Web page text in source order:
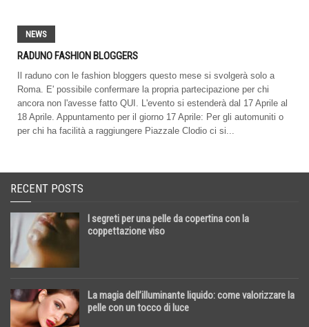
NEWS
RADUNO FASHION BLOGGERS
Il raduno con le fashion bloggers questo mese si svolgerà solo a
Roma. E' possibile confermare la propria partecipazione per chi
ancora non l'avesse fatto QUI. L'evento si estenderà dal 17 Aprile al
18 Aprile. Appuntamento per il giorno 17 Aprile: Per gli automuniti o
per chi ha facilità a raggiungere Piazzale Clodio ci si...
RECENT POSTS
I segreti per una pelle da copertina con la
coppettazione viso
La magia dell’illuminante liquido: come valorizzare la
pelle con un tocco di luce